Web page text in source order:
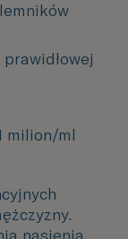
milion/ml
nasienia